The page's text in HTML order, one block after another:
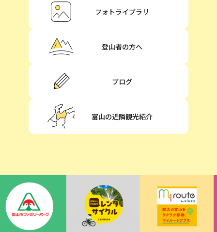
フォトライブラリ
登山者の方へ
ブログ
富山の近隣観光紹介